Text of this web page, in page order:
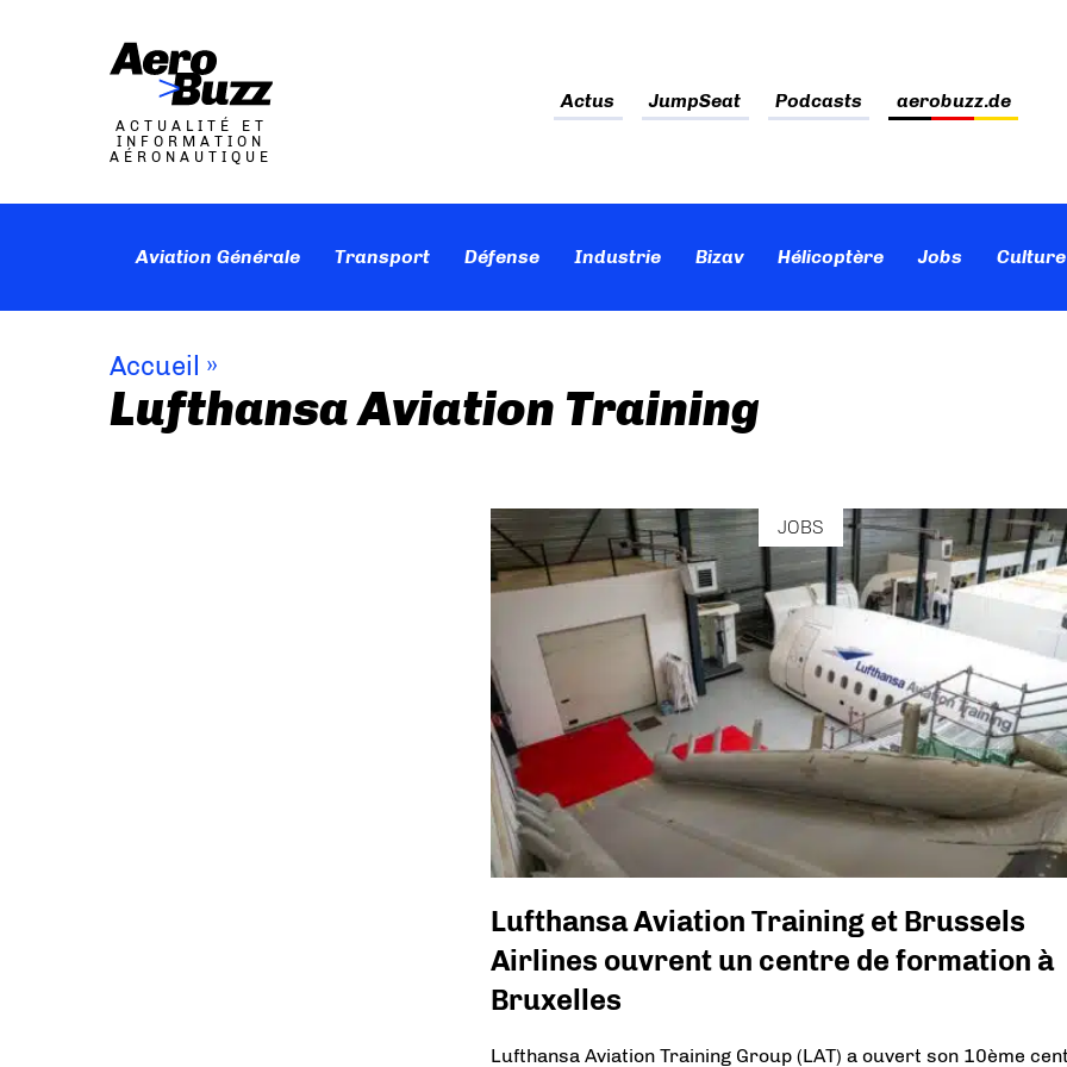
ACTUALITÉ ET
INFORMATION
AÉRONAUTIQUE
Actus JumpSeat Podcasts aerobuzz.de
Aviation Générale Transport Défense Industrie Bizav Hélicoptère Jobs
Accueil »
Lufthansa Aviation Training
JOBS
Lufthansa Aviation Training et Brussels
Airlines ouvrent un centre de formation à
Bruxelles
Lufthansa Aviation Training Group (LAT) a ouvert son 10ème